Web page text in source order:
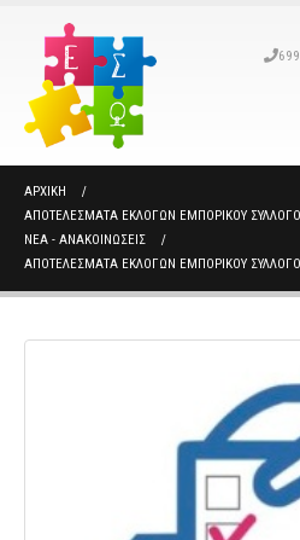
ΑΡΧΙΚΉ
ΑΠΟΤΕΛΕΣΜΑΤΑ ΕΚΛΟΓΩΝ ΕΜΠΟΡΙΚΟΥ
ΝΈΑ - ΑΝΑΚΟΙΝΏΣΕΙΣ
ΑΠΟΤΕΛΕΣΜΑΤΑ ΕΚΛΟΓΩΝ ΕΜΠΟΡΙΚΟΥ